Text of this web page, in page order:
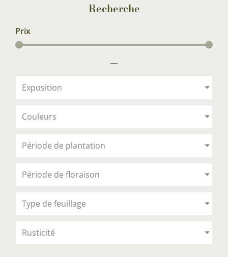
Recherche
Prix
—
Exposition
Couleurs
Période de plantation
Période de floraison
Type de feuillage
Rusticité